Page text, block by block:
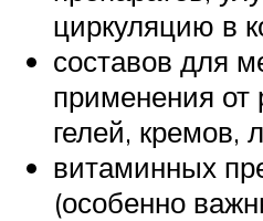
циркуляцию в
составов для
применения от
гелей, кремов,
витаминных
(особенно